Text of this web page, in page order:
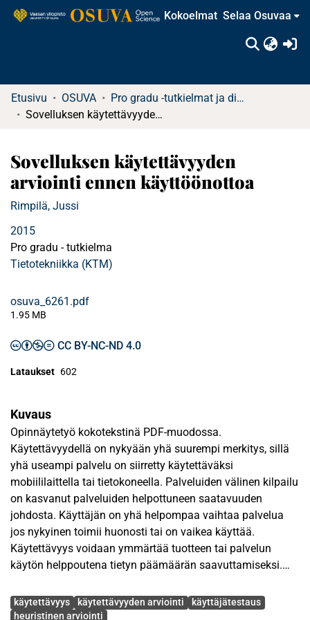
Kokoelmat Selaa Osuvaa
Etusivu OSUVA
Pro gradu -tutkielmat ja diplomityöt
Sovelluksen käytettävyyden arviointi ennen käyttöönottoa
Sovelluksen käytettävyyden
arviointi ennen käyttöönottoa
Rimpilä, Jussi
2015
Pro gradu - tutkielma
Tietotekniikka (KTM)
osuva_6261.pdf
1.95 MB
CC BY-NC-ND 4.0
Lataukset 602
Kuvaus
Opinnäytetyö kokotekstinä PDF-muodossa.
Käytettävyydellä on nykyään yhä suurempi merkitys, sillä
yhä useampi palvelu on siirretty käytettäväksi
mobiililaittella tai tietokoneella. Palveluiden välinen kilpailu
on kasvanut palveluiden helpottuneen saatavuuden
johdosta. Käyttäjän on yhä helpompaa vaihtaa palvelua
jos nykyinen toimii huonosti tai on vaikea käyttää.
Käytettävyys voidaan ymmärtää tuotteen tai palvelun
käytön helppoutena tietyn päämäärän saavuttamiseksi.
käytöstä mielekkäämpää.
Avainsanat
käytettävyys käytettävyyden arviointi
käyttäjätestaus
heuristinen arviointi